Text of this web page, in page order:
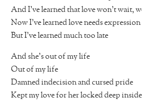
And I’ve learned that love won’t wait,
Now I’ve learned love needs expression
But I’ve learned much too late
And she’s out of my life
Out of my life
Damned indecision and cursed pride
Kept my love for her locked deep inside